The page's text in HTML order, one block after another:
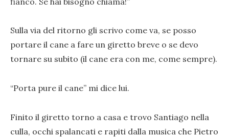
Sulla via del ritorno gli scrivo come va, se posso
portare il cane a fare un giretto breve o se devo
tornare su subito (il cane era con me, come sempre).
“Porta pure il cane” mi dice lui.
Finito il giretto torno a casa e trovo Santiago nella
culla, occhi spalancati e rapiti dalla musica che Pietro